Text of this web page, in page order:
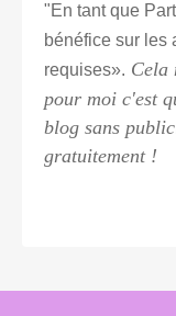
"En tant que
bénéfice sur les
requises». Cela
pour moi c'est
blog sans
gratuitement !